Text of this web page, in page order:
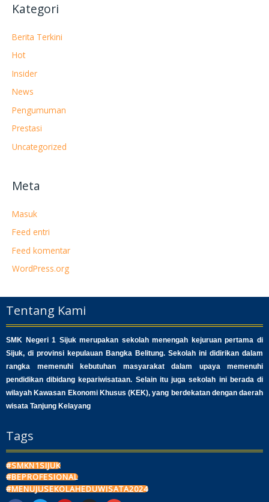
Kategori
Berita Terkini
Hot
Insider
News
Pengumuman
Prestasi
Uncategorized
Meta
Masuk
Feed entri
Feed komentar
WordPress.org
Tentang Kami
SMK Negeri 1 Sijuk merupakan sekolah menengah kejuruan pertama di
Sijuk, di provinsi kepulauan Bangka Belitung. Sekolah ini didirikan dalam
rangka memenuhi kebutuhan masyarakat dalam upaya memenuhi
pendidikan dibidang kepariwisataan. Selain itu juga sekolah ini berada di
wilayah Kawasan Ekonomi Khusus (KEK), yang berdekatan dengan daerah
wisata Tanjung Kelayang
Tags
#SMKN1SIJUK
#BEPROFESIONAL
#MENUJUSEKOLAHEDUWISATA2024